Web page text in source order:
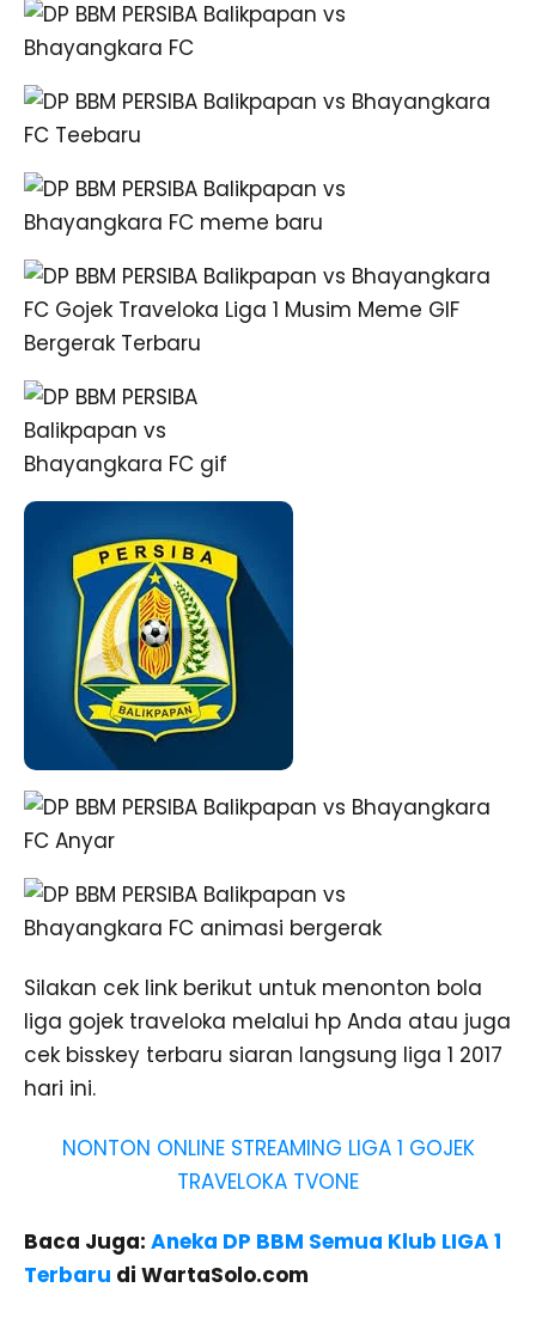
Silakan cek link berikut untuk menonton bola
liga gojek traveloka melalui hp Anda atau juga
cek bisskey terbaru siaran langsung liga 1 2017
hari ini.
NONTON ONLINE STREAMING LIGA 1 GOJEK
TRAVELOKA TVONE
Baca Juga: Aneka DP BBM Semua Klub LIGA 1
Terbaru di WartaSolo.com